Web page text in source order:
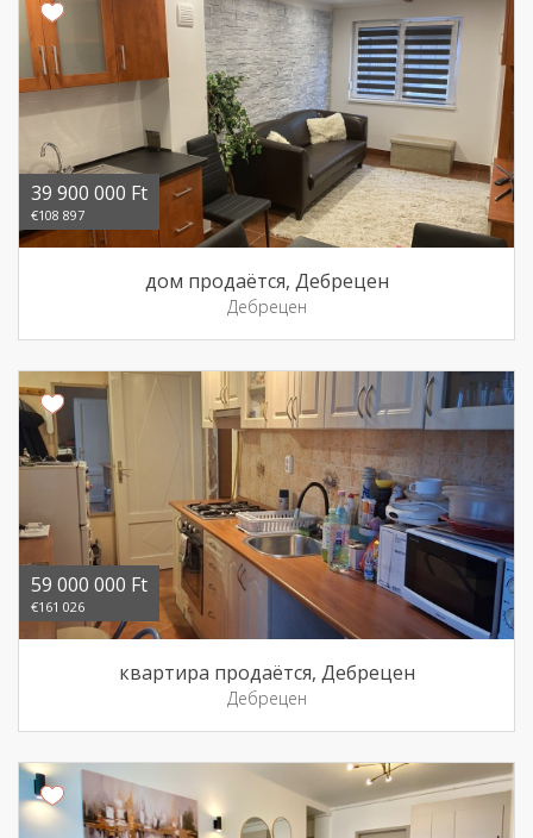
39 900 000 Ft
€108 897
дом продаётся, Дебрецен
Дебрецен
59 000 000 Ft
€161 026
квартира продаётся, Дебрецен
Дебрецен